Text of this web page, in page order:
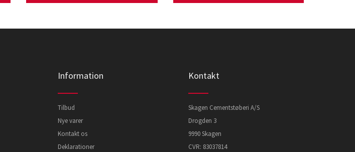
Information
Tilbud
Nye varer
Kontakt os
Deklarationer
Kontakt
Skagen Cementstøberi A/S
Drogden 3
9990 Skagen
CVR: 83037814